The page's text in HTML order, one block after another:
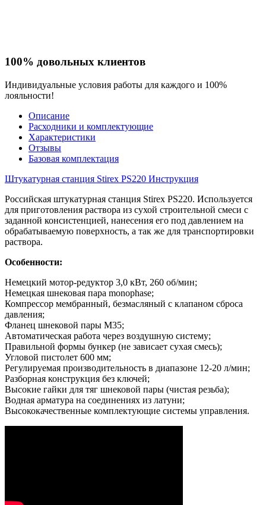
100% довольных клиентов
Индивидуальные условия работы для каждого и 100%
лояльности!
Описание
Расходники и комплектующие
Характеристики
Отзывы
Базовая комплектация
Штукатурная станция Stirex PS220 Инструкция
Российская штукатурная станция Stirex PS220. Используется
для приготовления раствора из сухой строительной смеси с
заданной консистенцией, нанесения его под давлением на
обрабатываемую поверхность, а так же для транспортировки
раствора.
Особенности:
Немецкий мотор-редуктор 3,0 кВт, 260 об/мин;
Немецкая шнековая пара monophase;
Компрессор мембранный, безмасляный с клапаном сброса
давления;
Фланец шнековой пары М35;
Автоматическая работа через воздушную систему;
Правильной формы бункер (не зависает сухая смесь);
Угловой пистолет 600 мм;
Регулируемая производительность в диапазоне 12-20 л/мин;
Разборная конструкция без ключей;
Высокие гайки для тяг шнековой пары (чистая резьба);
Водная арматура на соединениях из латуни;
Высококачественные комплектующие системы управления.